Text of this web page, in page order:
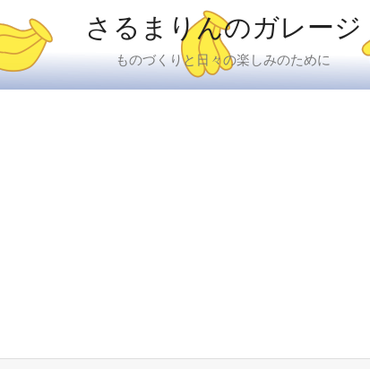
さるまりんのガレージ
ものづくりと日々の楽しみのために